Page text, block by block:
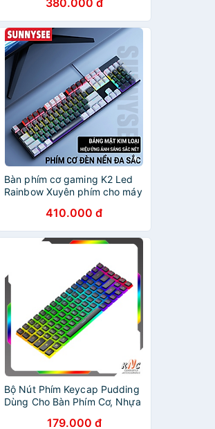
380.000 đ
Bàn phím cơ gaming K2 Led
Rainbow Xuyên phím cho máy
410.000 đ
Bộ Nút Phím Keycap Pudding
Dùng Cho Bàn Phím Cơ, Nhựa
Phím, Dòng OEM
179.000 đ